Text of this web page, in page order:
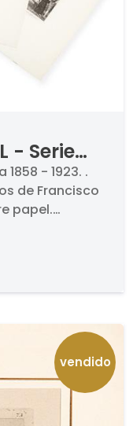
- Serie
de
1858 - 1923. .
de Francisco
papel.
Numerada
del 150º
de
y
vendido